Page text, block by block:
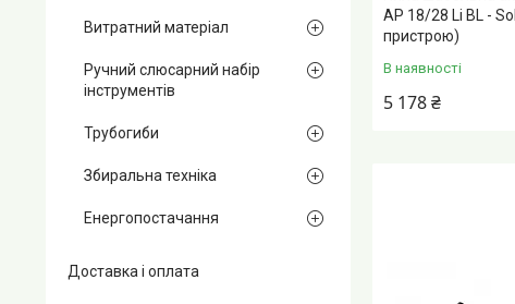
AP 18/28 Li BL -
пристрою)
В наявності
5 178 ₴
Витратний матеріал
Ручний слюсарний набір
інструментів
Трубогиби
Збиральна техніка
Енергопостачання
Доставка і оплата